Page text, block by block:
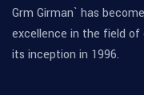
Grm Girman` has
excellence in the field
its inception in 1996.